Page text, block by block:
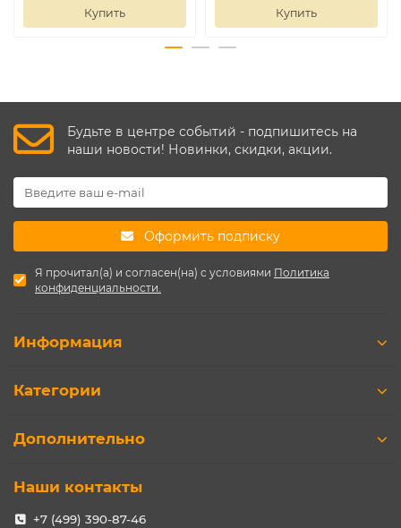
Купить Купить
Будьте в центре событий - подпишитесь на
наши новости! Новинки, скидки, акции.
Оформить подписку
Я прочитал(а) и согласен(на) с условиями Политика
конфиденциальности.
Информация
Категории
Дополнительно
Наши контакты
+7 (499) 390-87-46